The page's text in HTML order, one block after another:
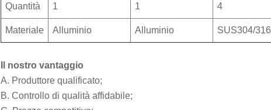
Quantità 1 1 4
Materiale Alluminio Alluminio SUS304/316
Il nostro vantaggio
A. Produttore qualificato;
B. Controllo di qualità affidabile;